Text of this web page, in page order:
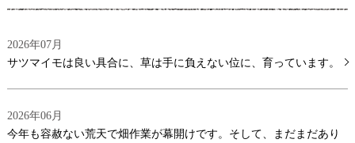
2026年07月
サツマイモは良い具合に、草は手に負えない位に、育っています。
2026年06月
今年も容赦ない荒天で畑作業が幕開けです。そして、まだまだあり